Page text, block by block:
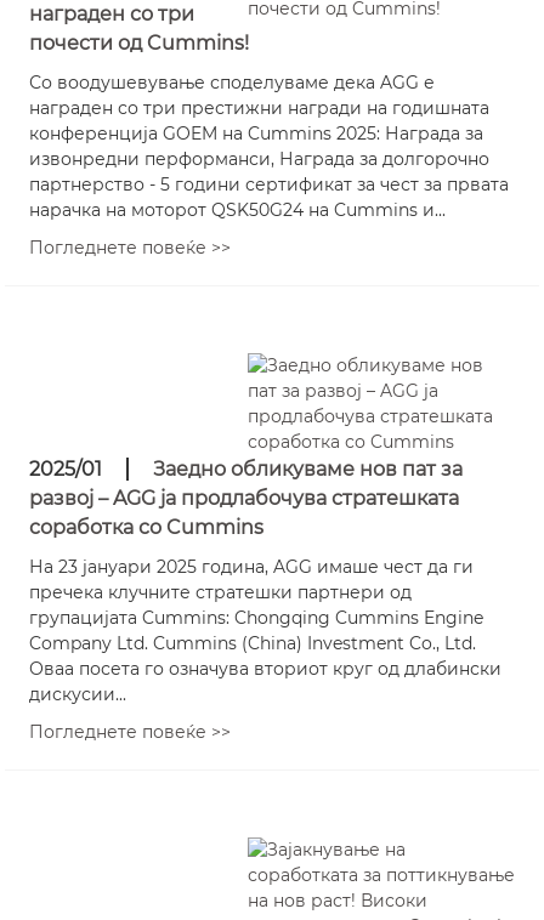
награден со три
почести од Cummins!
Со воодушевување споделуваме дека AGG е
награден со три престижни награди на годишната
конференција GOEM на Cummins 2025: Награда за
извонредни перформанси, Награда за долгорочно
партнерство - 5 години сертификат за чест за првата
нарачка на моторот QSK50G24 на Cummins и...
Погледнете повеќе >>
2025/01
Заедно обликуваме нов пат за
развој – AGG ја продлабочува стратешката
соработка со Cummins
На 23 јануари 2025 година, AGG имаше чест да ги
пречека клучните стратешки партнери од
групацијата Cummins: Chongqing Cummins Engine
Company Ltd. Cummins (China) Investment Co., Ltd.
Оваа посета го означува вториот круг од длабински
дискусии...
Погледнете повеќе >>